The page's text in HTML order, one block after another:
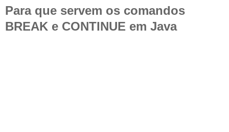
Para que servem os comandos
BREAK e CONTINUE em Java